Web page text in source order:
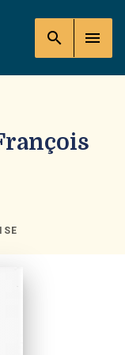
search menu